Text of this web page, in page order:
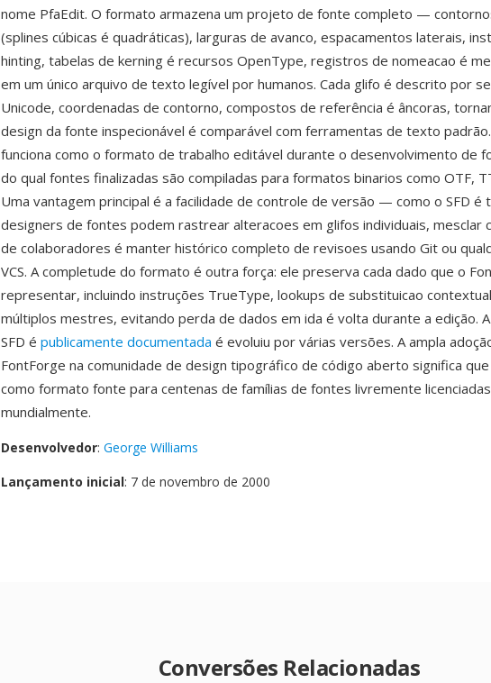
nome PfaEdit. O formato armazena um projeto de fonte completo —
(splines cúbicas é quadráticas), larguras de avanco, espacamentos laterais,
hinting, tabelas de kerning é recursos OpenType, registros de nomeacao é
em um único arquivo de texto legível por humanos. Cada glifo é descrito por
Unicode, coordenadas de contorno, compostos de referência é âncoras,
design da fonte inspecionável é comparável com ferramentas de texto padrão.
funciona como o formato de trabalho editável durante o desenvolvimento de
do qual fontes finalizadas são compiladas para formatos binarios como OTF,
Uma vantagem principal é a facilidade de controle de versão — como o SFD é
designers de fontes podem rastrear alteracoes em glifos individuais, mesclar
de colaboradores é manter histórico completo de revisoes usando Git ou
VCS. A completude do formato é outra força: ele preserva cada dado que o
representar, incluindo instruções TrueType, lookups de substituicao
múltiplos mestres, evitando perda de dados em ida é volta durante a edição.
SFD é publicamente documentada é evoluiu por várias versões. A ampla
FontForge na comunidade de design tipográfico de código aberto significa
como formato fonte para centenas de famílias de fontes livremente
mundialmente.
Desenvolvedor: George Williams
Lançamento inicial: 7 de novembro de 2000
Conversões Relacionadas